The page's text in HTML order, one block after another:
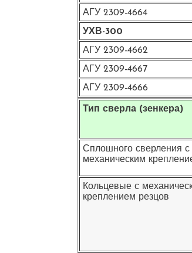
АГУ 2309-4664
УХВ-300
АГУ 2309-4662
АГУ 2309-4667
АГУ 2309-4666
Тип сверла (зенкера)
Сплошного сверления с
механическим
Кольцевые с
креплением резцов